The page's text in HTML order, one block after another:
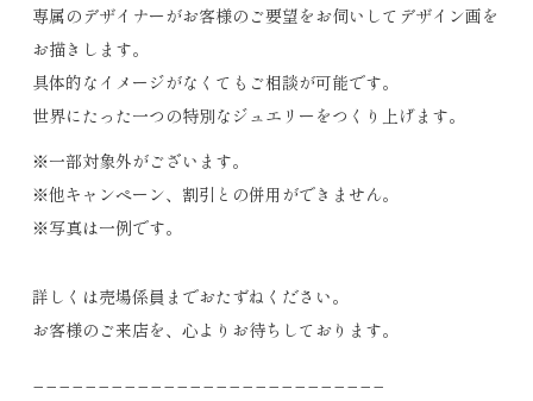
専属のデザイナーがお客様のご要望をお伺いしてデザイン画を
お描きします。
具体的なイメージがなくてもご相談が可能です。
世界にたった一つの特別なジュエリーをつくり上げます。
※一部対象外がございます。
※他キャンペーン、割引との併用ができません。
※写真は一例です。
詳しくは売場係員までおたずねください。
お客様のご来店を、心よりお待ちしております。
−−−−−−−−−−−−−−−−−−−−−−−−−−−